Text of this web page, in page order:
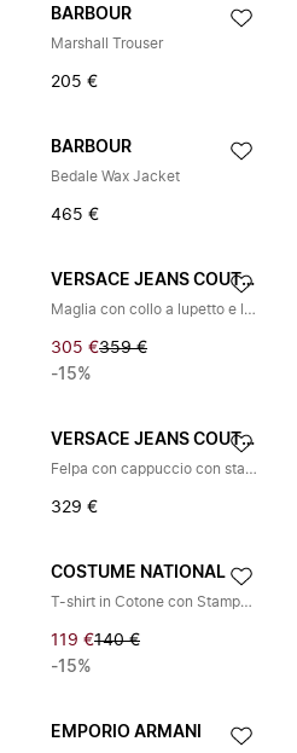
BARBOUR
Marshall Trouser
205 €
BARBOUR
Bedale Wax Jacket
465 €
VERSACE JEANS COUTURE
Maglia con collo a lupetto e logo
305 €359 €
-15%
VERSACE JEANS COUTURE
Felpa con cappuccio con stampa logo
329 €
COSTUME NATIONAL
T-shirt in Cotone con Stampa Grafica Contemporanea
119 €140 €
-15%
EMPORIO ARMANI